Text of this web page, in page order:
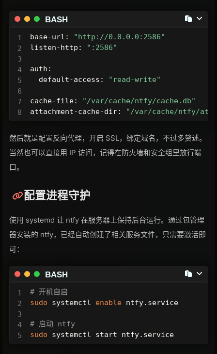
base-url:
"http://0.0.0.0:2586"
listen-http:
":2586"
auth:
  default-access:
"read-write"
cache-file:
"/var/cache/ntfy/cache.db"
attachment-cache-dir:
"/var/cache/ntfy/
BASH
然后就是配置反向代理，开启 SSL，绑定域名，不过多赘述。
当然也可以直接用 IP 访问，记得在防火墙和安全组里放行端
口。
配置进程守护
使用 systemd 让 ntfy 在服务器上保持后台运行。通过包管理
器安装的 ntfy，已经自动创建了相关服务文件，只需要激活即
可：
# 开机自启
sudo systemctl enable ntfy.service
# 启动 ntfy
sudo systemctl start ntfy.service
BASH